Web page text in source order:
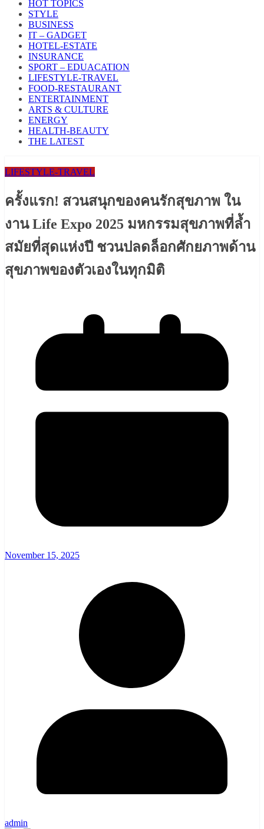
HOT TOPICS
STYLE
BUSINESS
IT – GADGET
HOTEL-ESTATE
INSURANCE
SPORT – EDUACATION
LIFESTYLE​-TRAVEL​
FOOD-RESTAURANT
ENTERTAINMENT
ARTS & CULTURE
ENERGY
HEALTH​-BEAUTY
THE LATEST
LIFESTYLE​-TRAVEL​
ครั้งแรก! สวนสนุกของคนรักสุขภาพ ใน
งาน Life Expo 2025 มหกรรมสุขภาพที่ล้ำ
สมัยที่สุดแห่งปี ชวนปลดล็อกศักยภาพด้าน
สุขภาพของตัวเองในทุกมิติ
November 15, 2025
admin